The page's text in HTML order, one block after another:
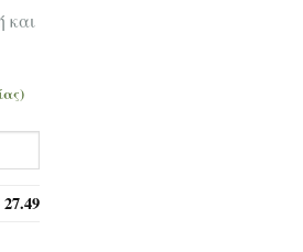
και
27.49